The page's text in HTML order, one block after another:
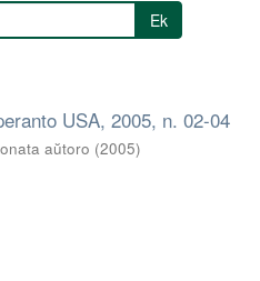
Ek
USA, 2005, n. 02-04
aŭtoro (2005)